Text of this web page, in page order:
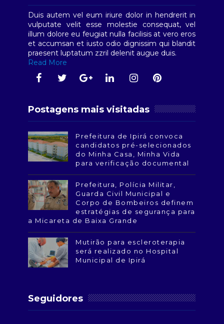
Duis autem vel eum iriure dolor in hendrerit in
vulputate velit esse molestie consequat, vel
illum dolore eu feugiat nulla facilisis at vero eros
et accumsan et iusto odio dignissim qui blandit
praesent luptatum zzril delenit augue duis.
Read More
Postagens mais visitadas
Prefeitura de Ipirá convoca
candidatos pré-selecionados
do Minha Casa, Minha Vida
para verificação documental
Prefeitura, Polícia Militar,
Guarda Civil Municipal e
Corpo de Bombeiros definem
estratégias de segurança para
a Micareta de Baixa Grande
Mutirão para escleroterapia
será realizado no Hospital
Municipal de Ipirá
Seguidores